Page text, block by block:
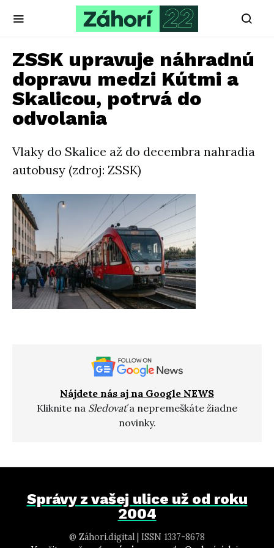
ZSSK upravuje náhradnú
dopravu medzi Kútmi a
Skalicou, potrvá do
odvolania
Vlaky do Skalice až do decembra nahradia
autobusy (zdroj: ZSSK)
Nájdete nás aj na Google NEWS
Kliknite na Sledovaťa nepremeškáte žiadne
novinky.
Správy z vašej ulice už od roku
2004
@ Záhori.digital | ISSN 1337-8678